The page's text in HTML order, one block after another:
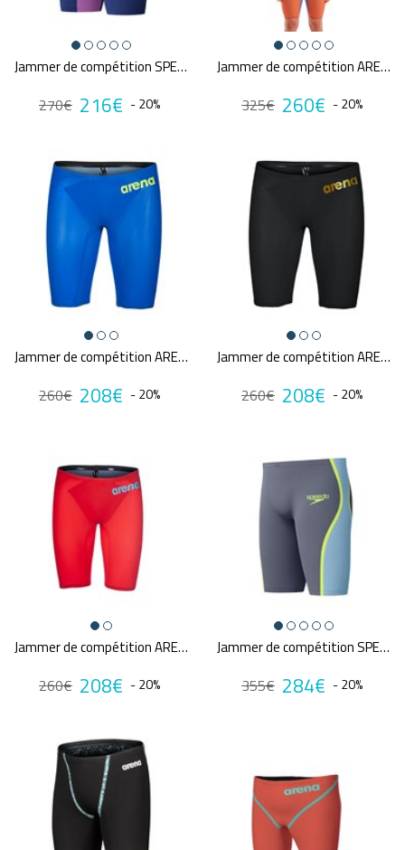
Jammer de compétition SPEEDO FS LZR PURE VALOR 2.0 NAV/PUR
270€ 216€ - 20%
Jammer de compétition ARENA POWERSKIN CARBON GLIDE DUBARRY FUTURE DUSK
325€ 260€ - 20%
Jammer de compétition ARENA CARBON AIR²
260€ 208€ - 20%
Jammer de compétition ARENA CARBON AIR²
260€ 208€ - 20%
Jammer de compétition ARENA CARBON AIR²
260€ 208€ - 20%
Jammer de compétition SPEEDO FS LZR PURE INTENT 2.0 GRE/BLU
355€ 284€ - 20%